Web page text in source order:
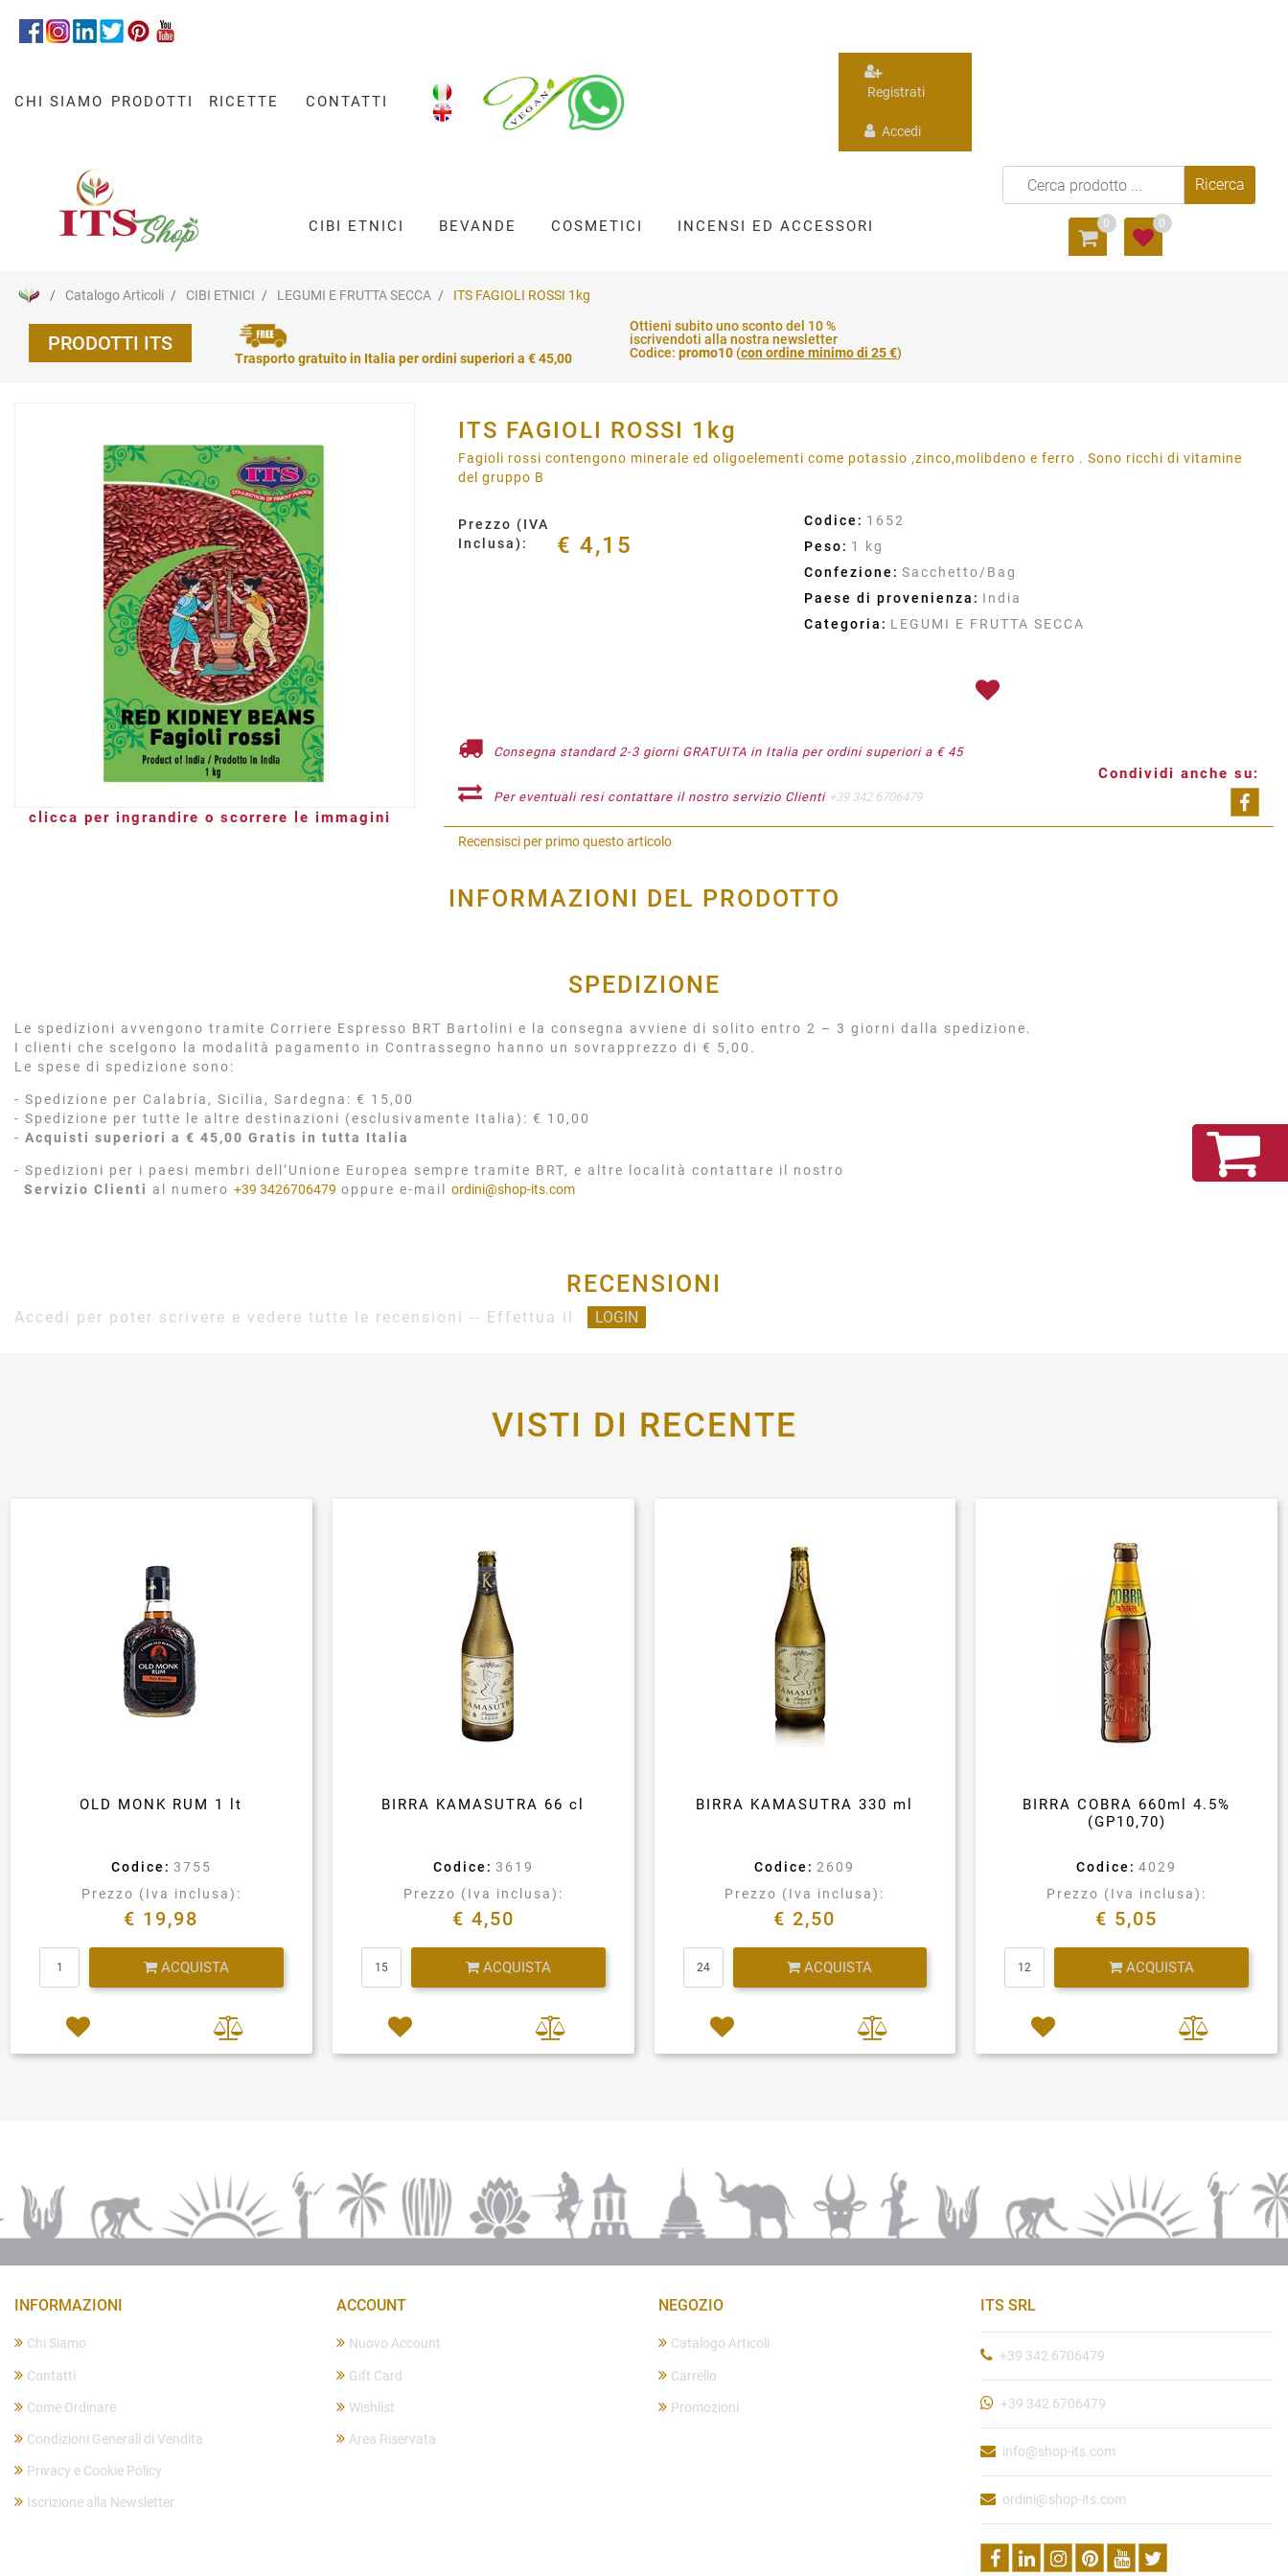
CHI SIAMO PRODOTTI RICETTE CONTATTI
Registrati
Accedi
CIBI ETNICI BEVANDE COSMETICI INCENSI ED ACCESSORI 0 0
Catalogo Articoli CIBI ETNICI LEGUMI E FRUTTA SECCA ITS FAGIOLI ROSSI 1kg
PRODOTTI ITS
Trasporto gratuito in Italia per ordini superiori a € 45,00
Ottieni subito uno sconto del 10 %
iscrivendoti alla nostra newsletter
Codice: promo10 (con ordine minimo di 25 €)
clicca per ingrandire o scorrere le immagini
ITS FAGIOLI ROSSI 1kg
Fagioli rossi contengono minerale ed oligoelementi come potassio ,zinco,molibdeno e ferro . Sono ricchi di vitamine
del gruppo B
Prezzo (IVA
Inclusa):
€ 4,15
Codice: 1652
Peso: 1 kg
Confezione: Sacchetto/Bag
Paese di provenienza: India
Categoria: LEGUMI E FRUTTA SECCA
Consegna standard 2-3 giorni GRATUITA in Italia per ordini superiori a € 45
Per eventuali resi contattare il nostro servizio Clienti +39 342 6706479
Condividi anche su:
Recensisci per primo questo articolo
INFORMAZIONI DEL PRODOTTO
SPEDIZIONE
Le spedizioni avvengono tramite Corriere Espresso BRT Bartolini e la consegna avviene di solito entro 2 – 3 giorni dalla spedizione.
I clienti che scelgono la modalità pagamento in Contrassegno hanno un sovrapprezzo di € 5,00.
Le spese di spedizione sono:
- Spedizione per Calabria, Sicilia, Sardegna: € 15,00
- Spedizione per tutte le altre destinazioni (esclusivamente Italia): € 10,00
- Acquisti superiori a € 45,00 Gratis in tutta Italia
- Spedizioni per i paesi membri dell’Unione Europea sempre tramite BRT, e altre località contattare il nostro
Servizio Clienti al numero +39 3426706479 oppure e-mail ordini@shop-its.com
RECENSIONI
Accedi per poter scrivere e vedere tutte le recensioni -- Effettua il LOGIN
VISTI DI RECENTE
OLD MONK RUM 1 lt
Codice: 3755
Prezzo (Iva inclusa):
€ 19,98
ACQUISTA
BIRRA KAMASUTRA 66 cl
Codice: 3619
Prezzo (Iva inclusa):
€ 4,50
ACQUISTA
BIRRA KAMASUTRA 330 ml
Codice: 2609
Prezzo (Iva inclusa):
€ 2,50
ACQUISTA
BIRRA COBRA 660ml 4.5%
(GP10,70)
Codice: 4029
Prezzo (Iva inclusa):
€ 5,05
ACQUISTA
INFORMAZIONI
Chi Siamo
Contatti
Come Ordinare
Condizioni Generali di Vendita
Privacy e Cookie Policy
Iscrizione alla Newsletter
ACCOUNT
Nuovo Account
Gift Card
Wishlist
Area Riservata
NEGOZIO
Catalogo Articoli
Carrello
Promozioni
ITS SRL
+39 342 6706479
+39 342 6706479
info@shop-its.com
ordini@shop-its.com